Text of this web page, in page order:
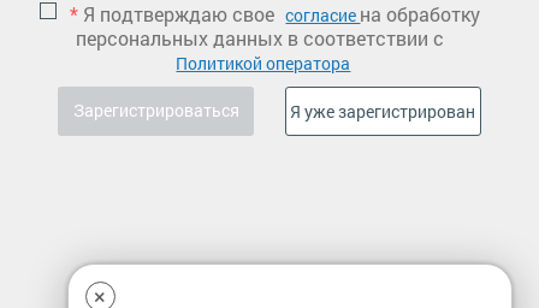
* Я подтверждаю свое согласие на обработку
персональных данных в соответствии с
Политикой оператора
×